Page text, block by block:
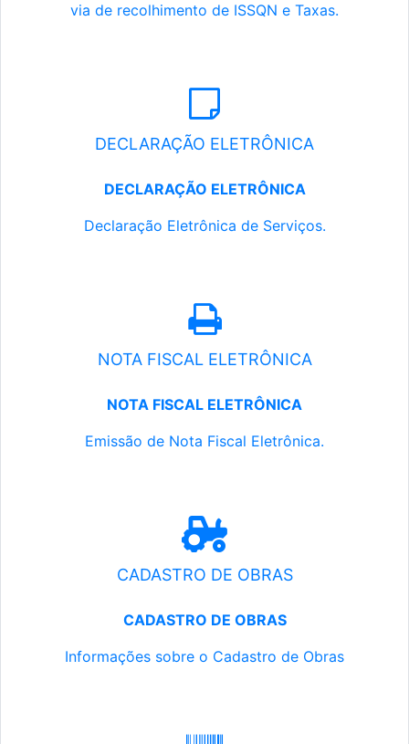
via de recolhimento de ISSQN e Taxas.
DECLARAÇÃO ELETRÔNICA
DECLARAÇÃO ELETRÔNICA
Declaração Eletrônica de Serviços.
NOTA FISCAL ELETRÔNICA
NOTA FISCAL ELETRÔNICA
Emissão de Nota Fiscal Eletrônica.
CADASTRO DE OBRAS
CADASTRO DE OBRAS
Informações sobre o Cadastro de Obras